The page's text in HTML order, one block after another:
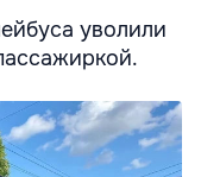
уволили